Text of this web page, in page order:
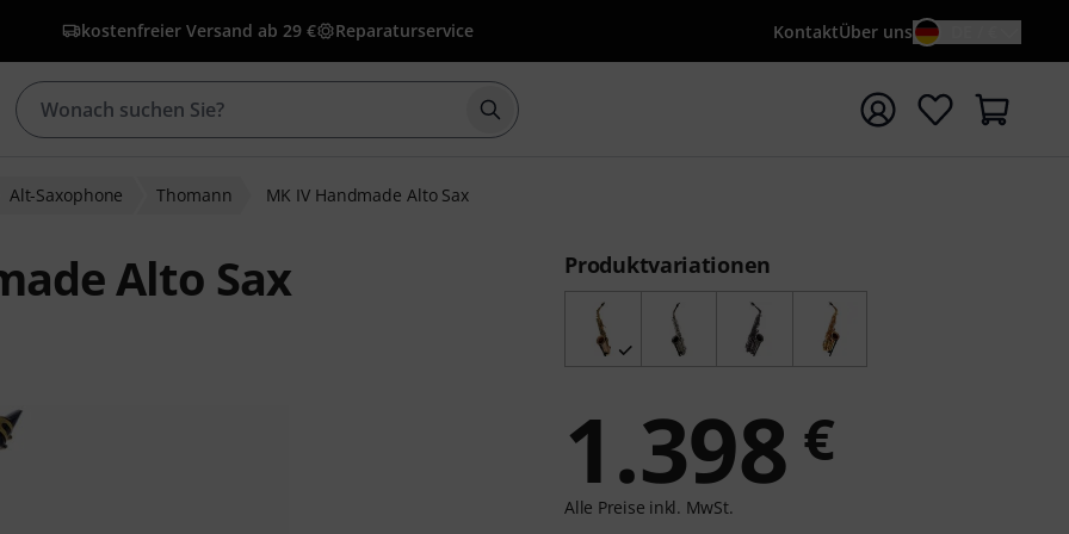
kostenfreier Versand ab 29 € Reparaturservice KontaktÜber uns
Suche mit Suchwort {searchTerm} starten
Alt-Saxophone Thomann MK IV Handmade Alto Sax
Alto Sax Produktvariationen
1.398 €
Alle Preise inkl. MwSt.